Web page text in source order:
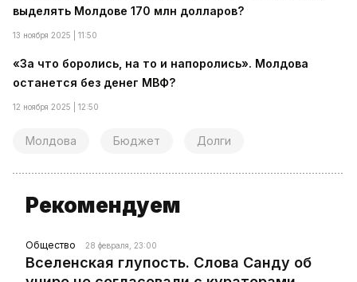
выделять Молдове 170 млн долларов?
13 ноября 2025 | 11:50
«За что боролись, на то и напоролись». Молдова
останется без денег МВФ?
12 ноября 2025 | 12:50
Молдова Бюджет Долги
Рекомендуем
Общество 28 февраля, 23:00
Вселенская глупость. Слова Санду об